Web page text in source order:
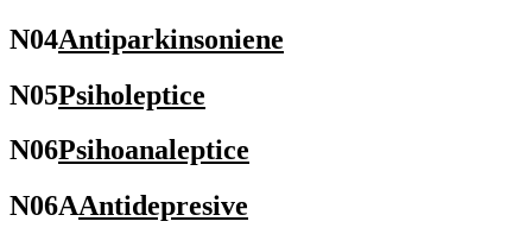
N04Antiparkinsoniene
N05Psiholeptice
N06Psihoanaleptice
N06AAntidepresive